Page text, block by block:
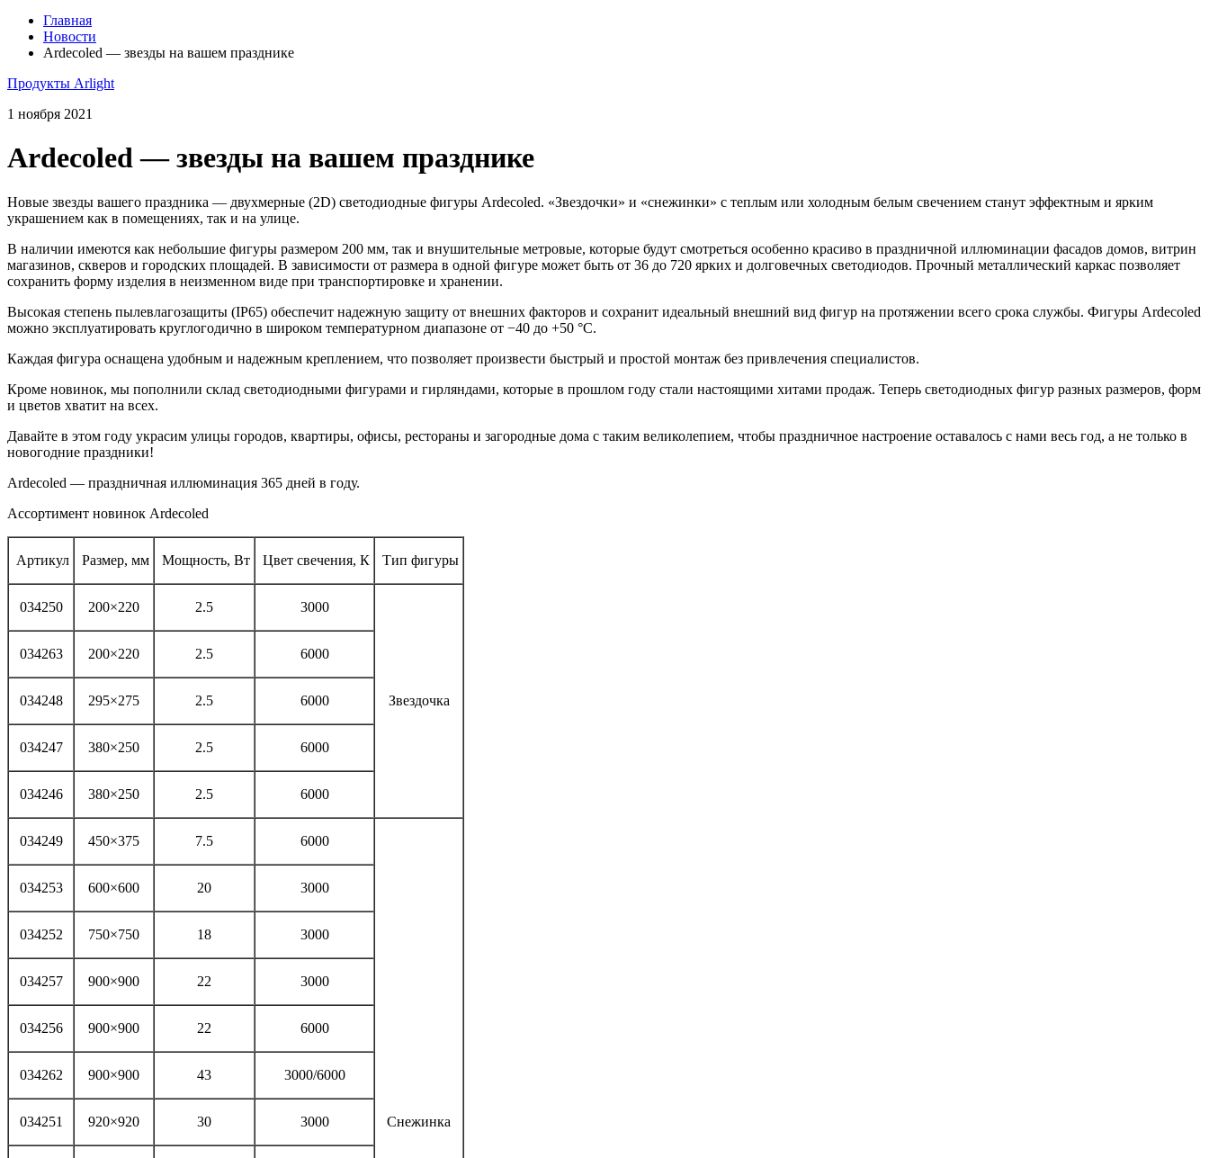
Главная
Новости
Ardecoled — звезды на вашем празднике
Продукты Arlight
1 ноября 2021
Ardecoled — звезды на вашем празднике
Новые звезды вашего праздника — двухмерные (2D) светодиодные фигуры Ardecoled. «Звездочки» и «снежинки» с теплым или холодным белым свечением станут эффектным и ярким
украшением как в помещениях, так и на улице.
В наличии имеются как небольшие фигуры размером 200 мм, так и внушительные метровые, которые будут смотреться особенно красиво в праздничной иллюминации фасадов домов, витрин
магазинов, скверов и городских площадей. В зависимости от размера в одной фигуре может быть от 36 до 720 ярких и долговечных светодиодов. Прочный металлический каркас позволяет
сохранить форму изделия в неизменном виде при транспортировке и хранении.
Высокая степень пылевлагозащиты (IP65) обеспечит надежную защиту от внешних факторов и сохранит идеальный внешний вид фигур на протяжении всего срока службы. Фигуры Ardecoled
можно эксплуатировать круглогодично в широком температурном диапазоне от −40 до +50 °С.
Каждая фигура оснащена удобным и надежным креплением, что позволяет произвести быстрый и простой монтаж без привлечения специалистов.
Кроме новинок, мы пополнили склад светодиодными фигурами и гирляндами, которые в прошлом году стали настоящими хитами продаж. Теперь светодиодных фигур разных размеров, форм
и цветов хватит на всех.
Давайте в этом году украсим улицы городов, квартиры, офисы, рестораны и загородные дома с таким великолепием, чтобы праздничное настроение оставалось с нами весь год, а не только в
новогодние праздники!
Ardecoled — праздничная иллюминация 365 дней в году.
Ассортимент новинок Ardecoled
Артикул Размер, мм Мощность, Вт Цвет свечения, К Тип фигуры
034250 200×220 2.5 3000
Звездочка
034263 200×220 2.5 6000
034248 295×275 2.5 6000
034247 380×250 2.5 6000
034246 380×250 2.5 6000
034249 450×375 7.5 6000
Снежинка
034253 600×600 20 3000
034252 750×750 18 3000
034257 900×900 22 3000
034256 900×900 22 6000
034262 900×900 43 3000/6000
034251 920×920 30 3000